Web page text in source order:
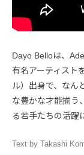
Dayo Belloは、
有名アーティスト
ル）出身で、なん
な豊かな才能揃う
る若手たちの活躍
Text by Takashi